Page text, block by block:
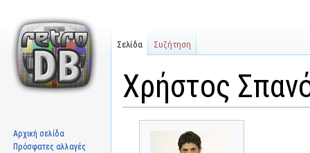
Χρήστος
Σελίδα Συζήτηση
Αρχική σελίδα
Πρόσφατες αλλαγές